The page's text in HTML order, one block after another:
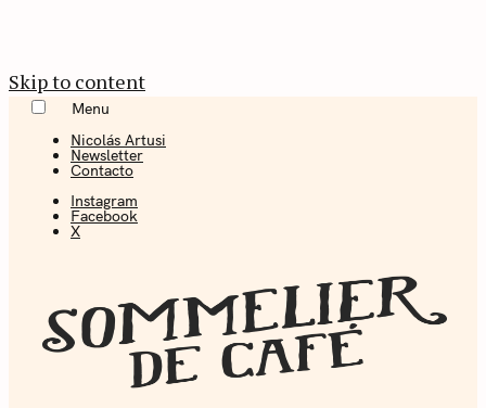
Skip to content
Menu
Nicolás Artusi
Newsletter
Contacto
Instagram
Facebook
X